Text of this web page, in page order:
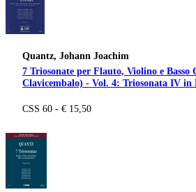
Quantz, Johann Joachim
7 Triosonate per Flauto, Violino e Basso
Clavicembalo) - Vol. 4: Triosonata IV in
CSS 60 - € 15,50